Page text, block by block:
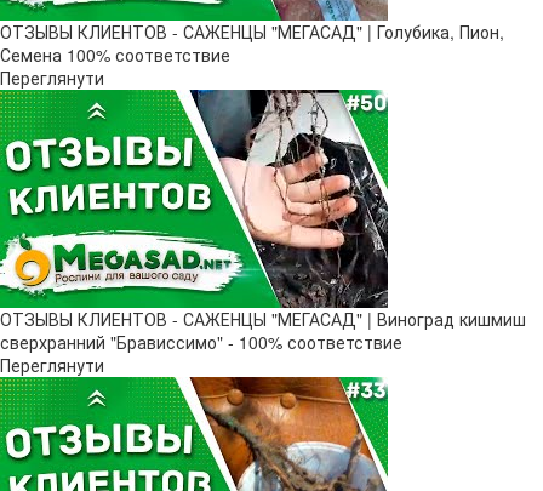
ОТЗЫВЫ КЛИЕНТОВ - САЖЕНЦЫ "МЕГАСАД" | Голубика, Пион,
Семена 100% соответствие
Переглянути
ОТЗЫВЫ КЛИЕНТОВ - САЖЕНЦЫ "МЕГАСАД" | Виноград кишмиш
сверхранний "Брависсимо" - 100% соответствие
Переглянути